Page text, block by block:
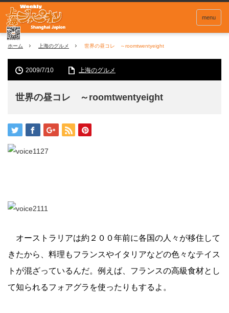
menu
ホーム 上海のグルメ 世界の昼コレ ～roomtwentyeight
2009/7/10 上海のグルメ
世界の昼コレ ～roomtwentyeight
オーストラリアは約２００年前に各国の人々が移住して
きたから、料理もフランスやイタリアなどの色々なテイス
トが混ざっているんだ。例えば、フランスの高級食材とし
て知られるフォアグラを使ったりもするよ。